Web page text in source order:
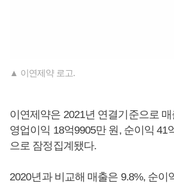
▲ 이연제약 로고.
이연제약은 2021년 연결기준으로
영업이익 18억9905만 원, 순이익 41
으로 잠정집계됐다.
2020년과 비교해 매출은 9.8%, 순이